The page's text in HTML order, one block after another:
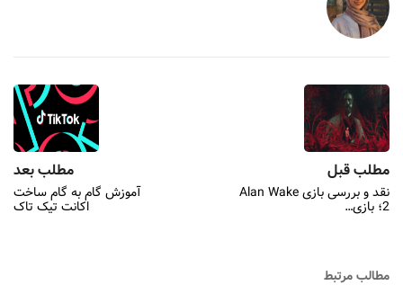
مطلب قبل
نقد و بررسی بازی Alan Wake
2؛ بازی…
مطلب بعد
آموزش گام به گام ساخت
اکانت تیک تاک
مطالب مرتبط